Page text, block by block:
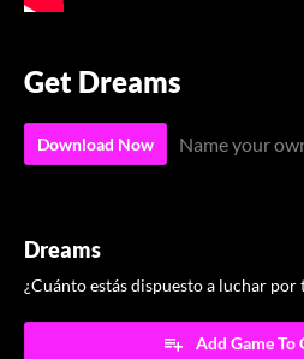
Get Dreams
Download Now Name your
Dreams
¿Cuánto estás dispuesto a luchar por
Add Game To